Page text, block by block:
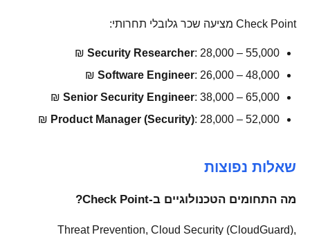
Check Point מציעה שכר גלובלי תחרותי:
Security Researcher: 28,000 – 55,000 ₪
Software Engineer: 26,000 – 48,000 ₪
Senior Security Engineer: 38,000 – 65,000 ₪
Product Manager (Security): 28,000 – 52,000 ₪
שאלות נפוצות
מה התחומים הטכנולוגיים ב-Check Point?
Threat Prevention, Cloud Security (CloudGuard),